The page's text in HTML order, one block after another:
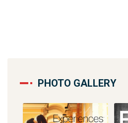
PHOTO GALLERY